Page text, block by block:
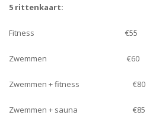
5 rittenkaart:
Fitness €55
Zwemmen €60
Zwemmen + fitness €80
Zwemmen + sauna €85